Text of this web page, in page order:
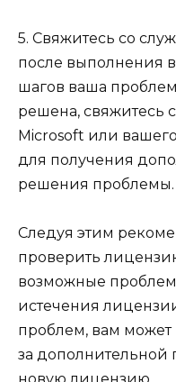
5. Свяжитесь со
после выполнения
шагов ваша
решена, свяжитесь
Microsoft или
для получения
решения проблемы.
Следуя этим
проверить
возможные
истечения
проблем, вам может
за